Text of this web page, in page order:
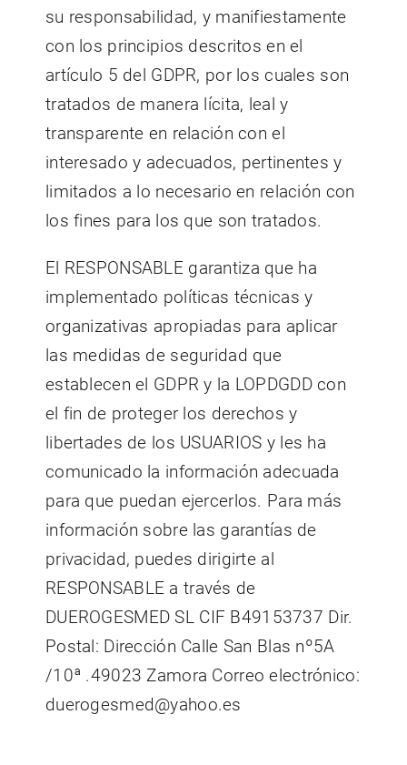
su responsabilidad, y manifiestamente
con los principios descritos en el
artículo 5 del GDPR, por los cuales son
tratados de manera lícita, leal y
transparente en relación con el
interesado y adecuados, pertinentes y
limitados a lo necesario en relación con
los fines para los que son tratados.
El RESPONSABLE garantiza que ha
implementado políticas técnicas y
organizativas apropiadas para aplicar
las medidas de seguridad que
establecen el GDPR y la LOPDGDD con
el fin de proteger los derechos y
libertades de los USUARIOS y les ha
comunicado la información adecuada
para que puedan ejercerlos. Para más
información sobre las garantías de
privacidad, puedes dirigirte al
RESPONSABLE a través de
DUEROGESMED SL CIF B49153737 Dir.
Postal: Dirección Calle San Blas nº5A
/10ª .49023 Zamora Correo electrónico:
duerogesmed@yahoo.es